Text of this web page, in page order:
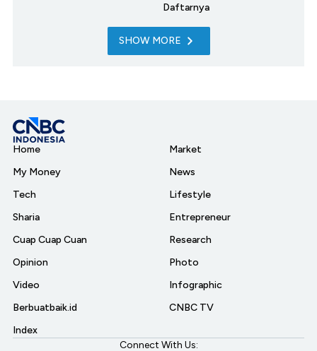
Daftarnya
SHOW MORE
Home
My Money
Tech
Sharia
Cuap Cuap Cuan
Opinion
Video
Berbuatbaik.id
Index
Market
News
Lifestyle
Entrepreneur
Research
Photo
Infographic
CNBC TV
Connect With Us: